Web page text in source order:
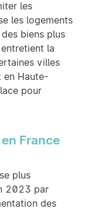
les
les logements
biens plus
la
villes
en Haute-
pour
France
plus
2023 par
des